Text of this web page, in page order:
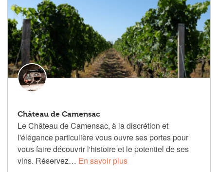
Château de Camensac
Le Château de Camensac, à la discrétion et
l'élégance particulière vous ouvre ses portes pour
vous faire découvrir l'histoire et le potentiel de ses
vins. Réservez… En savoir plus